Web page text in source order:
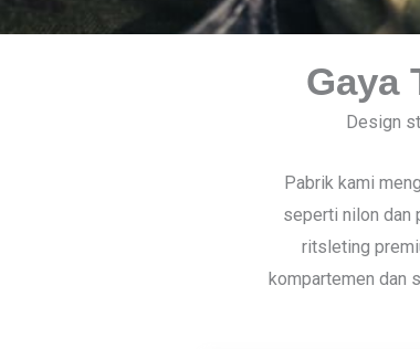
Gaya
Design
Pabrik kami
seperti nilon dan
ritsleting
kompartemen dan